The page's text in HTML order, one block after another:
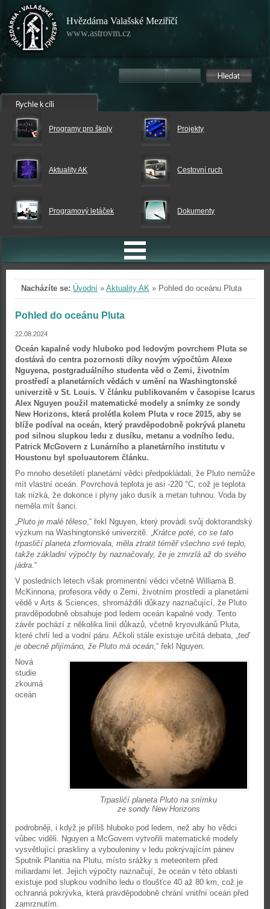
Hvězdárna Valašské Meziříčí
www.astrovm.cz
Programy pro školy Projekty
Aktuality AK Cestovní ruch
Programový letáček Dokumenty
Nacházíte se: Úvodní » Aktuality AK » Pohled do oceánu Pluta
Pohled do oceánu Pluta
22.08.2024
Oceán kapalné vody hluboko pod ledovým povrchem Pluta se
dostává do centra pozornosti díky novým výpočtům Alexe
Nguyena, postgraduálního studenta věd o Zemi, životním
prostředí a planetárních vědách v umění na Washingtonské
univerzitě v St. Louis. V článku publikovaném v časopise Icarus
Alex Nguyen použil matematické modely a snímky ze sondy
New Horizons, která prolétla kolem Pluta v roce 2015, aby se
blíže podíval na oceán, který pravděpodobně pokrývá planetu
pod silnou slupkou ledu z dusíku, metanu a vodního ledu.
Patrick McGovern z Lunárního a planetárního institutu v
Houstonu byl spoluautorem článku.
Po mnoho desetiletí planetární vědci předpokládali, že Pluto nemůže
mít vlastní oceán. Povrchová teplota je asi -220 °C, což je teplota
tak nízká, že dokonce i plyny jako dusík a metan tuhnou. Voda by
neměla mít šanci.
„Pluto je malé těleso,“ řekl Nguyen, který provádí svůj doktorandský
výzkum na Washingtonské univerzitě. „Krátce poté, co se tato
trpasličí planeta zformovala, měla ztratit téměř všechno své teplo,
takže základní výpočty by naznačovaly, že je zmrzlá až do svého
jádra.“
V posledních letech však prominentní vědci včetně Williama B.
McKinnona, profesora vědy o Zemi, životním prostředí a planetární
vědě v Arts & Sciences, shromáždili důkazy naznačující, že Pluto
pravděpodobně obsahuje pod ledem oceán kapalné vody. Tento
závěr pochází z několika linií důkazů, včetně kryovulkánů Pluta,
které chrlí led a vodní páru. Ačkoli stále existuje určitá debata, „teď
je obecně přijímáno, že Pluto má oceán,“ řekl Nguyen.
Trpasličí planeta Pluto na snímku
ze sondy New Horizons
Nová
studie
zkoumá
oceán
podrobněji, i když je příliš hluboko pod ledem, než aby ho vědci
vůbec viděli. Nguyen a McGovern vytvořili matematické modely
vysvětlující praskliny a vybouleniny v ledu pokrývajícím pánev
Sputnik Planitia na Plutu, místo srážky s meteoritem před
miliardami let. Jejich výpočty naznačují, že oceán v této oblasti
existuje pod slupkou vodního ledu o tloušťce 40 až 80 km, což je
ochranná pokrývka, která pravděpodobně chrání vnitřní oceán před
zamrznutím.